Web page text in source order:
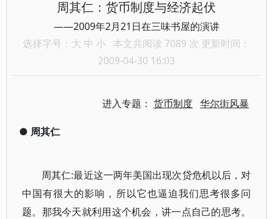
周其仁：货币制度与经济起伏
——2009年2月21日在三味书屋的演讲
选择字号： 大 中 小 本文共阅读 7089 次 更新时间：
2009-04-30 16:03
进入专题：货币制度 华尔街风暴
● 周其仁
周其仁:最近这一两年美国出现次贷危机以后，对
中国有很大的影响，所以它也逼迫我们思考很多问
题。那我今天就利用这个机会，讲一点自己的思考。